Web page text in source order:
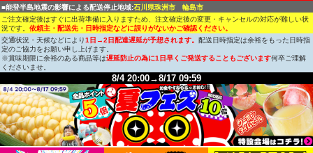
■能登半島地震の影響による配送停止地域:石川県珠洲市 輪島市
ご注文確定後はすぐに出荷準備に入りますため、注文確定後の変更・キャンセルの対応が難しい状
況です。 依頼主・配送先・日時指定などに誤りがないかご確認ください。
交通状況・天候などにより1日→2日配達遅延が予想されます。 配送日時指定は余裕をもった日時指
定のご協力をお願い申し上げます。
※賞味期限に余裕のある商品等は遅延防止の為に1日早くご発送することもございます何卒ご理解
くださいませ。
8/4 20:00→8/17 09:59